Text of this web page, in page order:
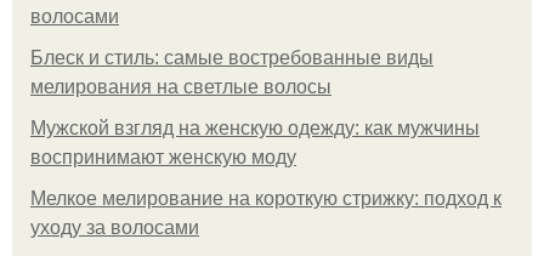
волосами
Блеск и стиль: самые востребованные виды
мелирования на светлые волосы
Мужской взгляд на женскую одежду: как мужчины
воспринимают женскую моду
Мелкое мелирование на короткую стрижку: подход к
уходу за волосами